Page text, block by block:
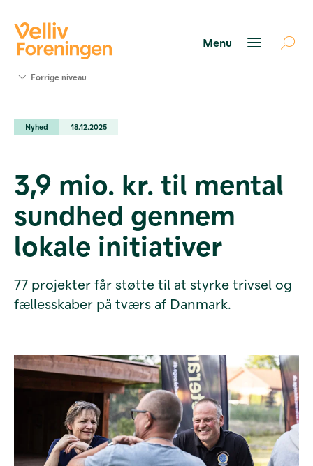
Værktøjer
Foreningen
Kontakt
os
Forrige niveau
Nyhed 18.12.2025
3,9 mio. kr. til mental
sundhed gennem
lokale initiativer
77 projekter får støtte til at styrke trivsel og
fællesskaber på tværs af Danmark.